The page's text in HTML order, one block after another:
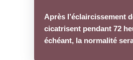
Après l’éclaircissement
cicatrisent pendant 72
échéant, la normalité